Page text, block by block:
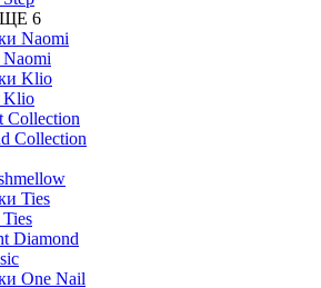
6
Naomi
Klio
Collection
Collection
Diamond